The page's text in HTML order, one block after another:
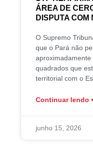
ÁREA DE
DISPUTA COM
O Supremo
que o Pará não
quadrados que
territorial com o
Continuar lendo
junho 15, 2026